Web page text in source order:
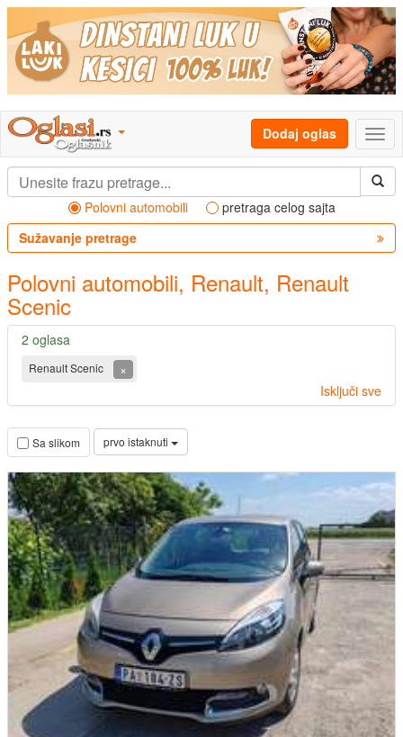
Dodaj oglas
Polovni automobili
pretraga celog sajta
Sužavanje pretrage
Polovni automobili, Renault, Renault
Scenic
2 oglasa
Renault Scenic
×
Isključi sve
Sa slikom prvo istaknuti